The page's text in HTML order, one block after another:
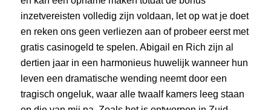
inzetvereisten volledig zijn voldaan, let op wat je doet
en reken ons geen verliezen aan of probeer eerst met
gratis casinogeld te spelen. Abigail en Rich zijn al
dertien jaar in een harmonieus huwelijk wanneer hun
leven een dramatische wending neemt door een
tragisch ongeluk, waar alle twaalf kamers leeg staan